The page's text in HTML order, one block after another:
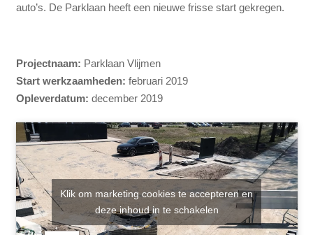
auto’s. De Parklaan heeft een nieuwe frisse start gekregen.
Projectnaam: Parklaan Vlijmen
Start werkzaamheden: februari 2019
Opleverdatum: december 2019
Klik om marketing cookies te accepteren en
deze inhoud in te schakelen